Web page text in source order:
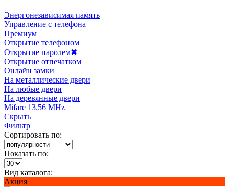
Энергонезависимая память
Управление с телефона
Премиум
Открытие телефоном
Открытие паролем✖
Открытие отпечатком
Онлайн замки
На металлические двери
На любые двери
На деревянные двери
Mifare 13.56 MHz
Скрыть
Фильтр
Сортировать по:
Показать по:
Вид каталога:
Акция